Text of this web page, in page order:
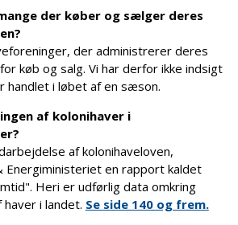
der køber og sælger deres
der administrerer deres
køb og salg. Vi har derfor ikke indsigt
handlet i løbet af en sæson.
af kolonihaver i
af kolonihaveloven,
Energiministeriet en rapport kaldet
Heri er udførlig data omkring
i landet. Se side 140 og frem.